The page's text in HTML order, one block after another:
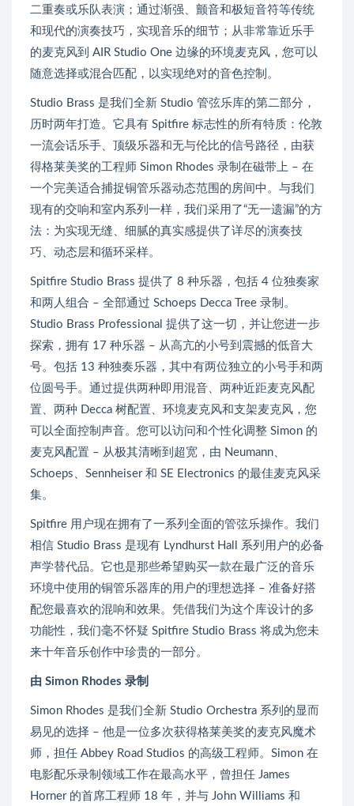
二重奏或乐队表演；通过渐强、颤音和极短音符等传统
和现代的演奏技巧，实现音乐的细节；从非常靠近乐手
的麦克风到 AIR Studio One 边缘的环境麦克风，您可以
随意选择或混合匹配，以实现绝对的音色控制。
Studio Brass 是我们全新 Studio 管弦乐库的第二部分，
历时两年打造。它具有 Spitfire 标志性的所有特质：伦敦
一流会话乐手、顶级乐器和无与伦比的信号路径，由获
得格莱美奖的工程师 Simon Rhodes 录制在磁带上 – 在
一个完美适合捕捉铜管乐器动态范围的房间中。与我们
现有的交响和室内系列一样，我们采用了“无一遗漏”的方
法：为实现无缝、细腻的真实感提供了详尽的演奏技
巧、动态层和循环采样。
Spitfire Studio Brass 提供了 8 种乐器，包括 4 位独奏家
和两人组合 – 全部通过 Schoeps Decca Tree 录制。
Studio Brass Professional 提供了这一切，并让您进一步
探索，拥有 17 种乐器 – 从高亢的小号到震撼的低音大
号。包括 13 种独奏乐器，其中有两位独立的小号手和两
位圆号手。通过提供两种即用混音、两种近距麦克风配
置、两种 Decca 树配置、环境麦克风和支架麦克风，您
可以全面控制声音。您可以访问和个性化调整 Simon 的
麦克风配置 – 从极其清晰到超宽，由 Neumann、
Schoeps、Sennheiser 和 SE Electronics 的最佳麦克风采
集。
Spitfire 用户现在拥有了一系列全面的管弦乐操作。我们
相信 Studio Brass 是现有 Lyndhurst Hall 系列用户的必备
声学替代品。它也是那些希望购买一款在最广泛的音乐
环境中使用的铜管乐器库的用户的理想选择 – 准备好搭
配您最喜欢的混响和效果。凭借我们为这个库设计的多
功能性，我们毫不怀疑 Spitfire Studio Brass 将成为您未
来十年音乐创作中珍贵的一部分。
由 Simon Rhodes 录制
Simon Rhodes 是我们全新 Studio Orchestra 系列的显而
易见的选择 – 他是一位多次获得格莱美奖的麦克风魔术
师，担任 Abbey Road Studios 的高级工程师。Simon 在
电影配乐录制领域工作在最高水平，曾担任 James
Horner 的首席工程师 18 年，并与 John Williams 和